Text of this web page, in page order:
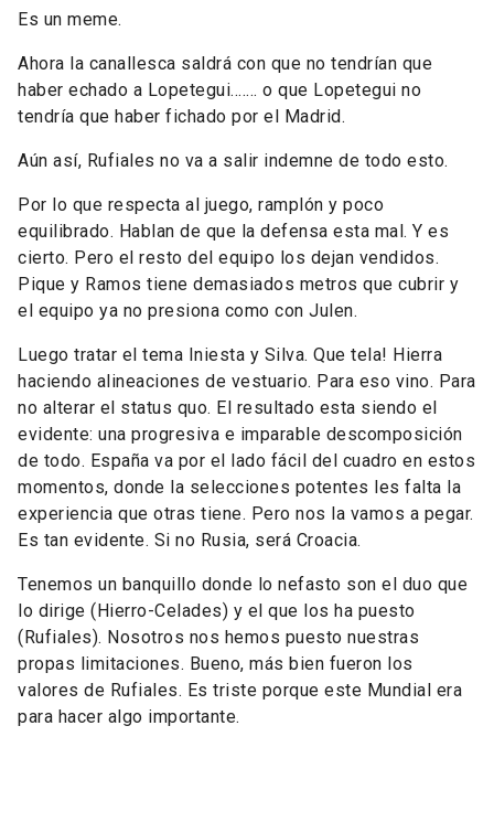
Es un meme.
Ahora la canallesca saldrá con que no tendrían que
haber echado a Lopetegui....... o que Lopetegui no
tendría que haber fichado por el Madrid.
Aún así, Rufiales no va a salir indemne de todo esto.
Por lo que respecta al juego, ramplón y poco
equilibrado. Hablan de que la defensa esta mal. Y es
cierto. Pero el resto del equipo los dejan vendidos.
Pique y Ramos tiene demasiados metros que cubrir y
el equipo ya no presiona como con Julen.
Luego tratar el tema Iniesta y Silva. Que tela! Hierra
haciendo alineaciones de vestuario. Para eso vino. Para
no alterar el status quo. El resultado esta siendo el
evidente: una progresiva e imparable descomposición
de todo. España va por el lado fácil del cuadro en estos
momentos, donde la selecciones potentes les falta la
experiencia que otras tiene. Pero nos la vamos a pegar.
Es tan evidente. Si no Rusia, será Croacia.
Tenemos un banquillo donde lo nefasto son el duo que
lo dirige (Hierro-Celades) y el que los ha puesto
(Rufiales). Nosotros nos hemos puesto nuestras
propas limitaciones. Bueno, más bien fueron los
valores de Rufiales. Es triste porque este Mundial era
para hacer algo importante.